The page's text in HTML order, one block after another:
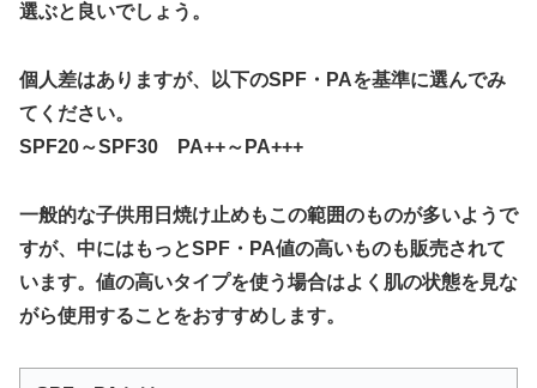
選ぶと良いでしょう。
個人差はありますが、以下のSPF・PAを基準に選んでみ
てください。
SPF20～SPF30 PA++～PA+++
一般的な子供用日焼け止めもこの範囲のものが多いようで
すが、中にはもっとSPF・PA値の高いものも販売されて
います。値の高いタイプを使う場合はよく肌の状態を見な
がら使用することをおすすめします。